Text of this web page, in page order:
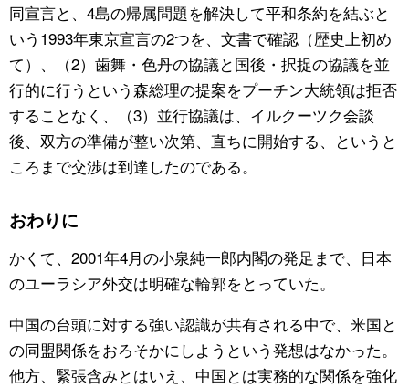
同宣言と、4島の帰属問題を解決して平和条約を結ぶと
いう1993年東京宣言の2つを、文書で確認（歴史上初め
て）、（2）歯舞・色丹の協議と国後・択捉の協議を並
行的に行うという森総理の提案をプーチン大統領は拒否
することなく、（3）並行協議は、イルクーツク会談
後、双方の準備が整い次第、直ちに開始する、というと
ころまで交渉は到達したのである。
おわりに
かくて、2001年4月の小泉純一郎内閣の発足まで、日本
のユーラシア外交は明確な輪郭をとっていた。
中国の台頭に対する強い認識が共有される中で、米国と
の同盟関係をおろそかにしようという発想はなかった。
他方、緊張含みとはいえ、中国とは実務的な関係を強化